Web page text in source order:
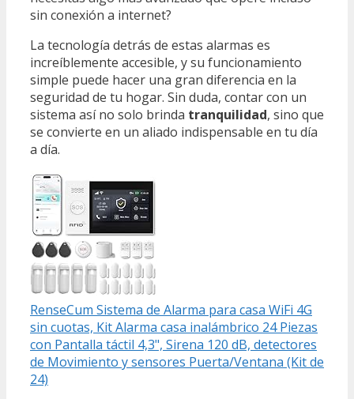
sin conexión a internet?
La tecnología detrás de estas alarmas es
increíblemente accesible, y su funcionamiento
simple puede hacer una gran diferencia en la
seguridad de tu hogar. Sin duda, contar con un
sistema así no solo brinda tranquilidad, sino que
se convierte en un aliado indispensable en tu día
a día.
RenseCum Sistema de Alarma para casa WiFi 4G
sin cuotas, Kit Alarma casa inalámbrico 24 Piezas
con Pantalla táctil 4,3", Sirena 120 dB, detectores
de Movimiento y sensores Puerta/Ventana (Kit de
24)